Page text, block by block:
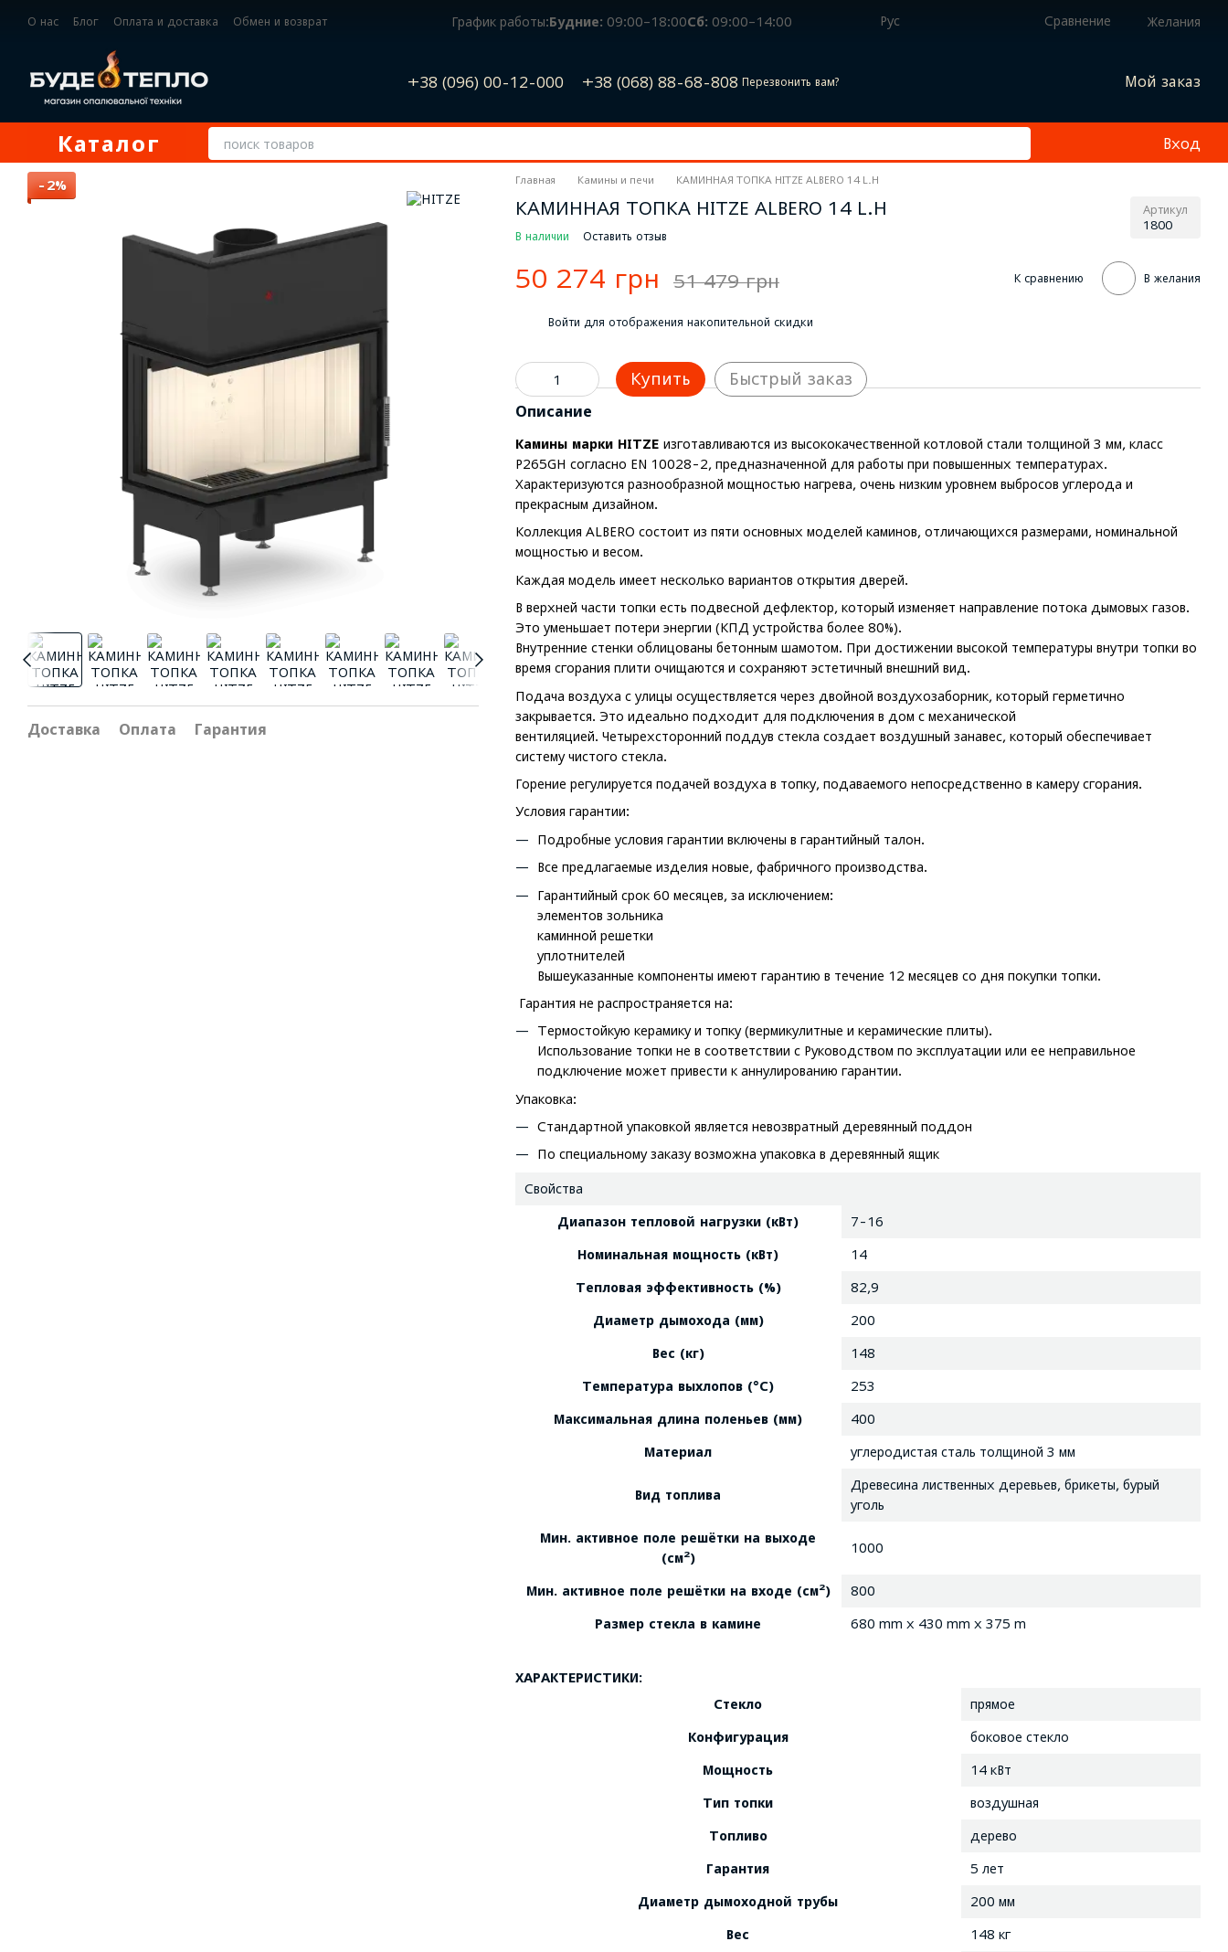
О нас Блог Оплата и доставка
Обмен и возврат
График работы:Будние: 09:00–18:00Сб: 09:00–14:00 Рус Сравнение Желания
+38 (096) 00-12-000 +38 (068) 88-68-808 Перезвонить вам? Мой заказ
Каталог Вход
−2%
Доставка Оплата Гарантия
Главная Камины и печи КАМИННАЯ ТОПКА HITZE ALBERO 14 L.H
КАМИННАЯ ТОПКА HITZE ALBERO 14 L.H Артикул
1800
В наличии Оставить отзыв
50 274 грн 51 479 грн К сравнению В желания
Войти для отображения накопительной скидки
Купить Быстрый заказ
Описание
Камины марки HITZE изготавливаются из высококачественной котловой стали толщиной 3 мм, класс
P265GH согласно EN 10028-2, предназначенной для работы при повышенных температурах.
Характеризуются разнообразной мощностью нагрева, очень низким уровнем выбросов углерода и
прекрасным дизайном.
Коллекция ALBERO состоит из пяти основных моделей каминов, отличающихся размерами, номинальной
мощностью и весом.
Каждая модель имеет несколько вариантов открытия дверей.
В верхней части топки есть подвесной дефлектор, который изменяет направление потока дымовых газов.
Это уменьшает потери энергии (КПД устройства более 80%).
Внутренние стенки облицованы бетонным шамотом. При достижении высокой температуры внутри топки во
время сгорания плити очищаются и сохраняют эстетичный внешний вид.
Подача воздуха с улицы осуществляется через двойной воздухозаборник, который герметично
закрывается. Это идеально подходит для подключения в дом с механической
вентиляцией. Четырехсторонний поддув стекла создает воздушный занавес, который обеспечивает
систему чистого стекла.
Горение регулируется подачей воздуха в топку, подаваемого непосредственно в камеру сгорания.
Условия гарантии:
Подробные условия гарантии включены в гарантийный талон.
Все предлагаемые изделия новые, фабричного производства.
Гарантийный срок 60 месяцев, за исключением:
элементов зольника
каминной решетки
уплотнителей
Вышеуказанные компоненты имеют гарантию в течение 12 месяцев со дня покупки топки.
Гарантия не распространяется на:
Термостойкую керамику и топку (вермикулитные и керамические плиты).
Использование топки не в соответствии с Руководством по эксплуатации или ее неправильное
подключение может привести к аннулированию гарантии.
Упаковка:
Стандартной упаковкой является невозвратный деревянный поддон
По специальному заказу возможна упаковка в деревянный ящик
Свойства
Диапазон тепловой нагрузки (кВт) 7-16
Номинальная мощность (кВт) 14
Тепловая эффективность (%) 82,9
Диаметр дымохода (мм) 200
Вес (кг) 148
Температура выхлопов (°C) 253
Максимальная длина поленьев (мм) 400
Материал углеродистая сталь толщиной 3 мм
Вид топлива
Древесина лиственных деревьев, брикеты, бурый
уголь
Мин. активное поле решётки на выходе
(см²)
1000
Мин. активное поле решётки на входе (см²) 800
Размер стекла в камине 680 mm x 430 mm x 375 m
ХАРАКТЕРИСТИКИ:
Стекло
прямое
Конфигурация боковое стекло
Мощность 14 кВт
Тип топки воздушная
Топливо дерево
Гарантия 5 лет
Диаметр дымоходной трубы 200 мм
Вес 148 кг